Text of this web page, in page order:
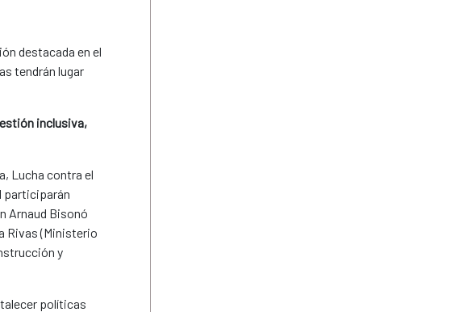
destacada en el
tendrán lugar
inclusiva,
Lucha contra el
participarán
Arnaud Bisonó
Rivas (Ministerio
y
políticas